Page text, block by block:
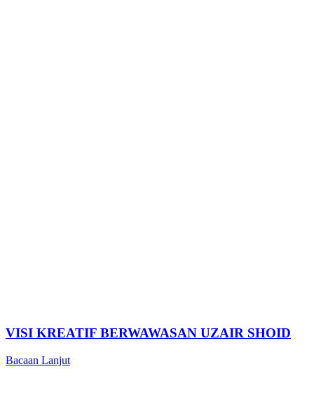
VISI KREATIF BERWAWASAN UZAIR SHOID
Bacaan Lanjut